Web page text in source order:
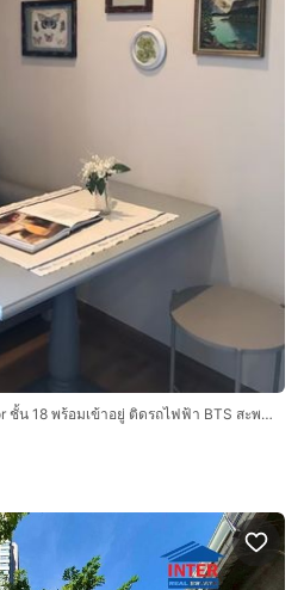
ขายคอนโดพร้อมผู้เช่า The Editor ชั้น 18 พร้อมเข้าอยู่ ติดรถไฟฟ้า BTS สะพานควาย โลเคชั่นดีมาก เดินทางสะดวก ใกล้สถานที่ต่างๆ